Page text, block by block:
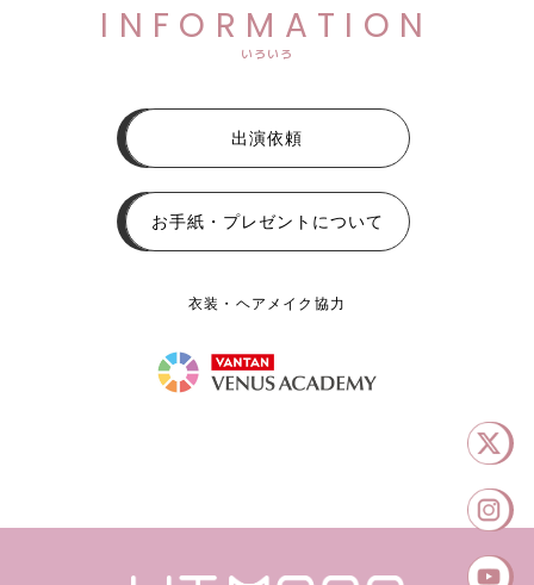
INFORMATION
いろいろ
出演依頼
お手紙・プレゼントについて
衣装・ヘアメイク協力